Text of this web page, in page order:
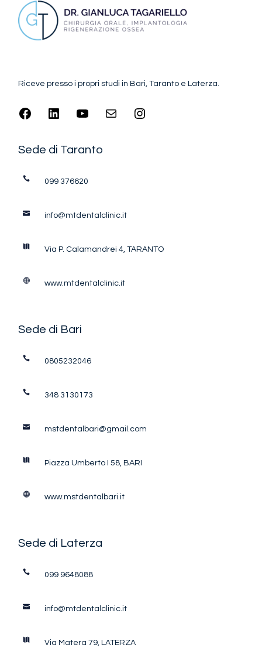
Riceve presso i propri studi in Bari, Taranto e Laterza.
Sede di Taranto
099 376620
info@mtdentalclinic.it
Via P. Calamandrei 4, TARANTO
www.mtdentalclinic.it
Sede di Bari
0805232046
348 3130173
mstdentalbari@gmail.com
Piazza Umberto I 58, BARI
www.mstdentalbari.it
Sede di Laterza
099 9648088
info@mtdentalclinic.it
Via Matera 79, LATERZA